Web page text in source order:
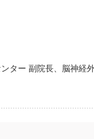
東京女子医科大学附属足立医療セ